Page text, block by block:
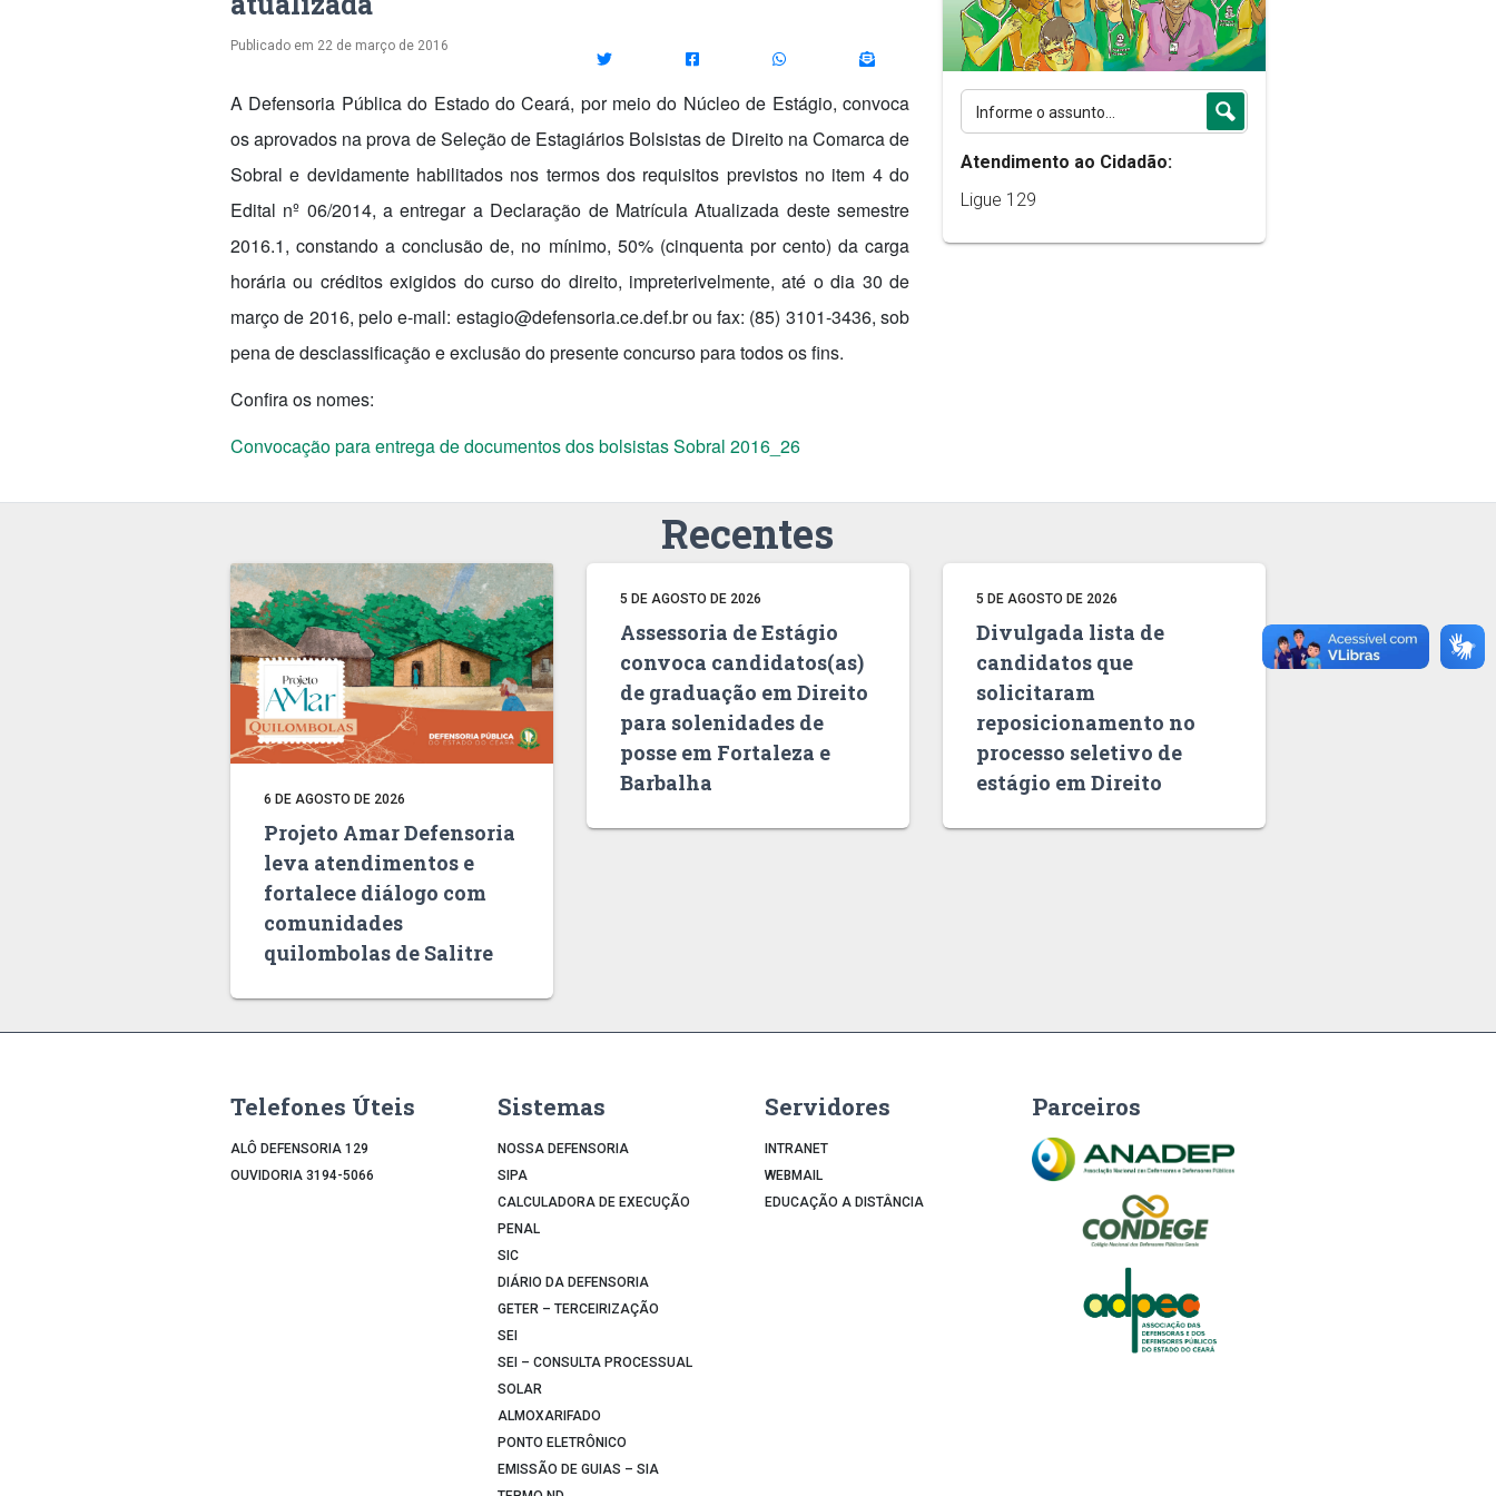
Publicado em 22 de março de 2016
A Defensoria Pública do Estado do Ceará, por meio do Núcleo de Estágio, convoca
os aprovados na prova de Seleção de Estagiários Bolsistas de Direito na Comarca de
Sobral e devidamente habilitados nos termos dos requisitos previstos no item 4 do
Edital nº 06/2014, a entregar a Declaração de Matrícula Atualizada deste semestre
2016.1, constando a conclusão de, no mínimo, 50% (cinquenta por cento) da carga
horária ou créditos exigidos do curso do direito, impreterivelmente, até o dia 30 de
março de 2016, pelo e-mail: estagio@defensoria.ce.def.br ou fax: (85) 3101-3436, sob
pena de desclassificação e exclusão do presente concurso para todos os fins.
Confira os nomes:
Convocação para entrega de documentos dos bolsistas Sobral 2016_26
Atendimento ao Cidadão:
Ligue 129
Recentes
6 DE AGOSTO DE 2026
Projeto Amar Defensoria
leva atendimentos e
fortalece diálogo com
comunidades
quilombolas de Salitre
5 DE AGOSTO DE 2026
Assessoria de Estágio
convoca candidatos(as)
de graduação em Direito
para solenidades de
posse em Fortaleza e
Barbalha
5 DE AGOSTO DE 2026
Divulgada lista de
candidatos que
solicitaram
reposicionamento no
processo seletivo de
estágio em Direito
Telefones Úteis
ALÔ DEFENSORIA 129
OUVIDORIA 3194-5066
Sistemas
NOSSA DEFENSORIA
SIPA
CALCULADORA DE EXECUÇÃO
PENAL
SIC
DIÁRIO DA DEFENSORIA
GETER – TERCEIRIZAÇÃO
SEI
SEI – CONSULTA PROCESSUAL
SOLAR
ALMOXARIFADO
PONTO ELETRÔNICO
EMISSÃO DE GUIAS – SIA
Servidores
INTRANET
WEBMAIL
EDUCAÇÃO A DISTÂNCIA
Parceiros